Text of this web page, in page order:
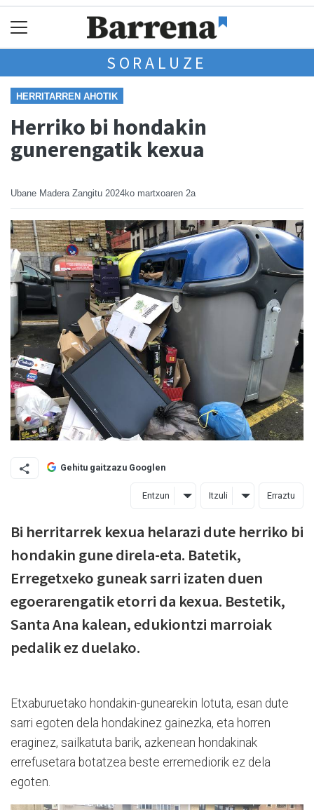
SORALUZE
HERRITARREN AHOTIK
Herriko bi hondakin
gunerengatik kexua
Ubane Madera Zangitu 2024ko martxoaren 2a
Gehitu gaitzazu Googlen
Entzun Itzuli Erraztu
Bi herritarrek kexua helarazi dute herriko bi
hondakin gune direla-eta. Batetik,
Erregetxeko guneak sarri izaten duen
egoerarengatik etorri da kexua. Bestetik,
Santa Ana kalean, edukiontzi marroiak
pedalik ez duelako.
Etxaburuetako hondakin-gunearekin lotuta, esan dute
sarri egoten dela hondakinez gainezka, eta horren
eraginez, sailkatuta barik, azkenean hondakinak
errefusetara botatzea beste erremediorik ez dela
egoten.